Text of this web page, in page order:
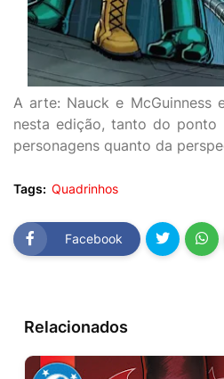
A arte: Nauck e McGuinness
nesta edição, tanto do
personagens quanto da
Tags: Quadrinhos
Facebook
Relacionados